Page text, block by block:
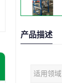
产品描述
适用领域